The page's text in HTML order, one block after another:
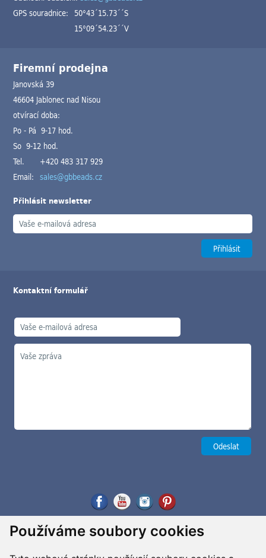
Používáme soubory cookies
GPS souradnice: 50°43´15.73´´S
15°09´54.23´´V
Firemní prodejna
Janovská 39
46604 Jablonec nad Nisou
otvírací doba:
Po - Pá 9-17 hod.
So 9-12 hod.
Tel.
+420 483 317 929
Email: sales@gbbeads.cz
Přihlásit newsletter
Kontaktní formulář